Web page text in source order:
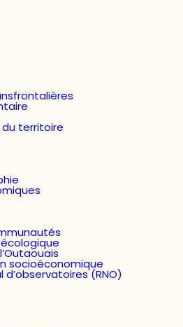
territoire
socioéconomique
(RNO)